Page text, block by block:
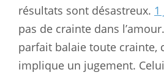
résultats sont désastreux. 1
pas de crainte dans
parfait balaie toute crainte,
implique un jugement.